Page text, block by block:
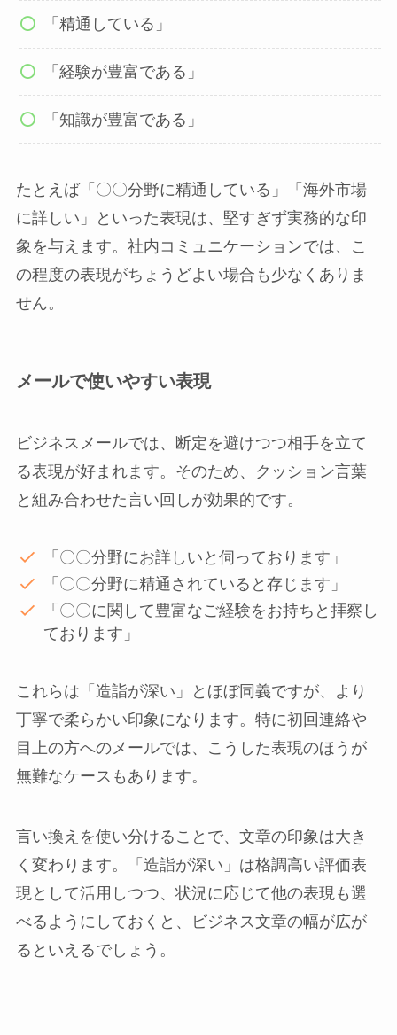
「精通している」
「経験が豊富である」
「知識が豊富である」
たとえば「〇〇分野に精通している」「海外市場
に詳しい」といった表現は、堅すぎず実務的な印
象を与えます。社内コミュニケーションでは、こ
の程度の表現がちょうどよい場合も少なくありま
せん。
メールで使いやすい表現
ビジネスメールでは、断定を避けつつ相手を立て
る表現が好まれます。そのため、クッション言葉
と組み合わせた言い回しが効果的です。
「〇〇分野にお詳しいと伺っております」
「〇〇分野に精通されていると存じます」
「〇〇に関して豊富なご経験をお持ちと拝察し
ております」
これらは「造詣が深い」とほぼ同義ですが、より
丁寧で柔らかい印象になります。特に初回連絡や
目上の方へのメールでは、こうした表現のほうが
無難なケースもあります。
言い換えを使い分けることで、文章の印象は大き
く変わります。「造詣が深い」は格調高い評価表
現として活用しつつ、状況に応じて他の表現も選
べるようにしておくと、ビジネス文章の幅が広が
るといえるでしょう。